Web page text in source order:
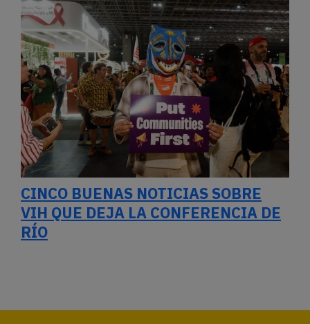
CINCO BUENAS NOTICIAS SOBRE
VIH QUE DEJA LA CONFERENCIA DE
RÍO